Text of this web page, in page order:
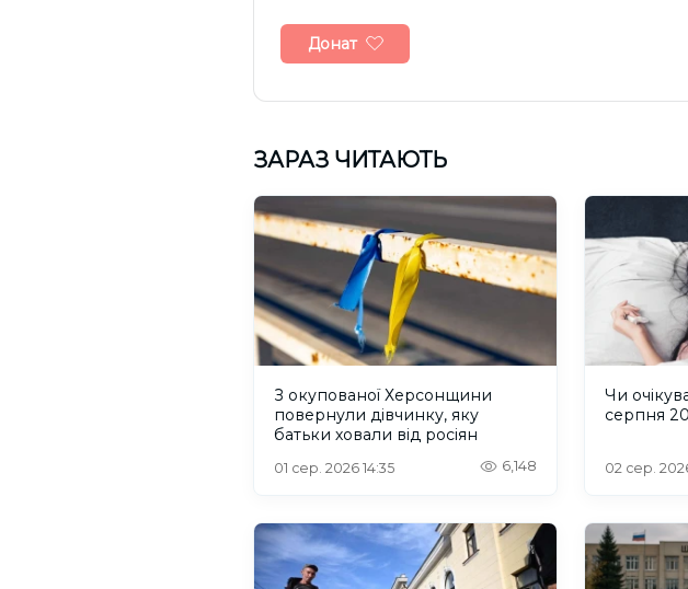
Донат
ЗАРАЗ ЧИТАЮТЬ
З окупованої Херсонщини
повернули дівчинку, яку
батьки ховали від росіян
01 сер. 2026 14:35 6,148
Чи
серпня
02 сер.